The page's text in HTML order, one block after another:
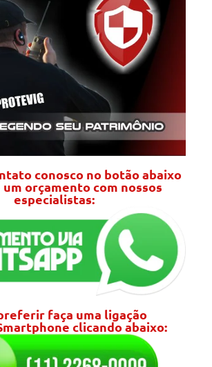
conosco no botão abaixo
orçamento com nossos
especialistas:
faça uma ligação
clicando abaixo: